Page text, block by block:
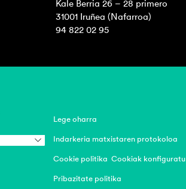
Kale Berria 26 – 28 primero
31001 Iruñea (Nafarroa)
94 822 02 95
Lege oharra
Indarkeria matxistaren protokoloa
Cookie politika Cookiak konfiguratu
Pribazitate politika